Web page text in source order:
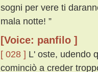
sogni per vere ti
mala notte! ”
[Voice: panfilo ]
[ 028 ] L' oste, udendo
cominciò a creder